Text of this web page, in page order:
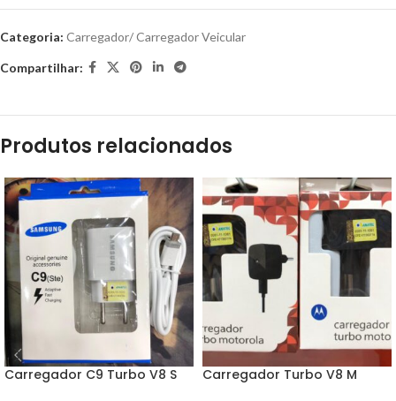
Categoria: Carregador/ Carregador Veicular
Compartilhar:
Produtos relacionados
Carregador C9 Turbo V8 S Carregador Turbo V8 M